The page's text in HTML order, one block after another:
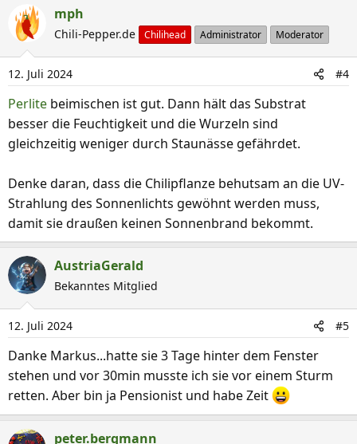
mph
Chili-Pepper.de Chilihead Administrator Moderator
12. Juli 2024 #4
Perlite beimischen ist gut. Dann hält das Substrat
besser die Feuchtigkeit und die Wurzeln sind
gleichzeitig weniger durch Staunässe gefährdet.
Denke daran, dass die Chilipflanze behutsam an die UV-
Strahlung des Sonnenlichts gewöhnt werden muss,
damit sie draußen keinen Sonnenbrand bekommt.
AustriaGerald
Bekanntes Mitglied
12. Juli 2024 #5
Danke Markus...hatte sie 3 Tage hinter dem Fenster
stehen und vor 30min musste ich sie vor einem Sturm
retten. Aber bin ja Pensionist und habe Zeit
peter.bergmann